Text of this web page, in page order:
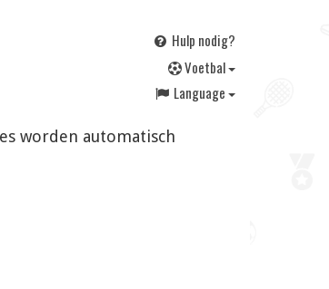
Hulp nodig?
Voetbal
Language
worden automatisch